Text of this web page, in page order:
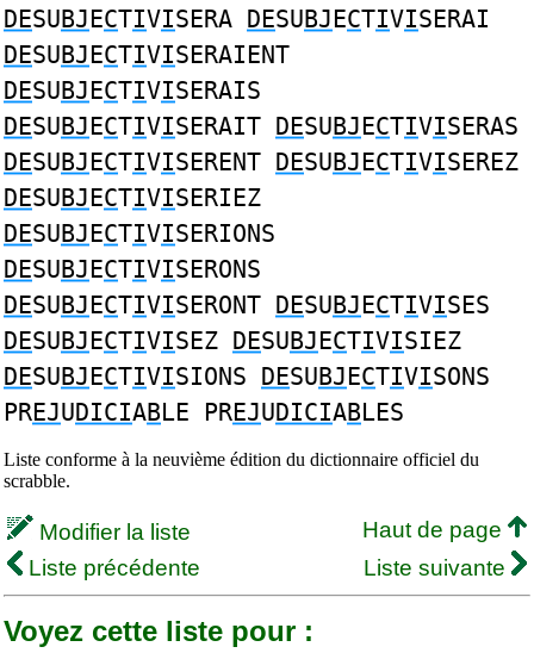
DESUBJECTIVISERA DESUBJECTIVISERAI
DESUBJECTIVISERAIENT
DESUBJECTIVISERAIS
DESUBJECTIVISERAIT DESUBJECTIVISERAS
DESUBJECTIVISERENT DESUBJECTIVISEREZ
DESUBJECTIVISERIEZ
DESUBJECTIVISERIONS
DESUBJECTIVISERONS
DESUBJECTIVISERONT DESUBJECTIVISES
DESUBJECTIVISEZ DESUBJECTIVISIEZ
DESUBJECTIVISIONS DESUBJECTIVISONS
PREJUDICIABLE PREJUDICIABLES
Liste conforme à la neuvième édition du dictionnaire officiel du
scrabble.
Modifier la liste
Haut de page
Liste précédente
Liste suivante
Voyez cette liste pour :